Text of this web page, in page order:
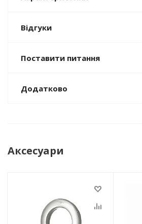
Відгуки
Поставити питання
Додатково
Аксесуари